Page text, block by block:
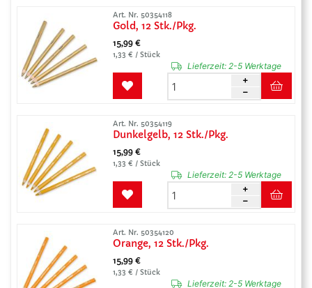
Art. Nr. 50354118
Gold, 12 Stk./Pkg.
15,99 €
1,33 € / Stück
Lieferzeit:2-5 Werktage
Art. Nr. 50354119
Dunkelgelb, 12 Stk./Pkg.
15,99 €
1,33 € / Stück
Lieferzeit:2-5 Werktage
Art. Nr. 50354120
Orange, 12 Stk./Pkg.
15,99 €
1,33 € / Stück
Lieferzeit:2-5 Werktage